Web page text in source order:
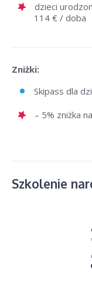
dzieci
114 € / doba
Zniżki:
Skipass dla
– 5% zniżka
Szkolenie